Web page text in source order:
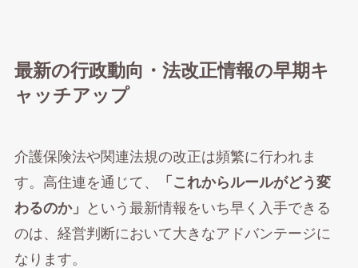
最新の行政動向・法改正情報の早期キ
ャッチアップ
介護保険法や関連法規の改正は頻繁に行われま
す。高住連を通じて、
「これからルールがどう変
わるのか」
という最新情報をいち早く入手できる
のは、経営判断において大きなアドバンテージに
なります。